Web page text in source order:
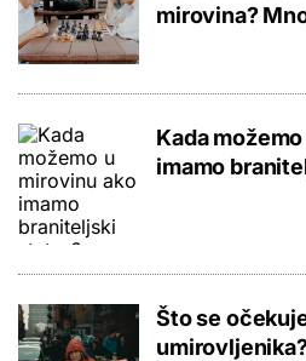
mirovina?
Kada
imamo
Što se